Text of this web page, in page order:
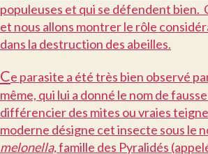
populeuses et qui se défendent bien.
et nous allons montrer le rôle
dans la destruction des abeilles.
Ce parasite a été très bien observé
même, qui lui a donné le nom de
différencier des mites ou vraies
moderne désigne cet insecte sous le
melonella,famille des Pyralidés